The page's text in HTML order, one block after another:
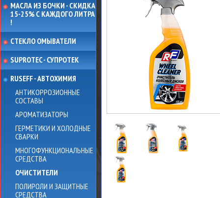
МАСЛА ИЗ БОЧКИ - СКИДКА
15-25% С КАЖДОГО ЛИТРА
!
СТЕКЛО ОМЫВАТЕЛИ
SUPROTEC - СУПРОТЕК
RUSEFF - АВТОХИМИЯ
АНТИКОРРОЗИОННЫЕ
СОСТАВЫ
АРОМАТИЗАТОРЫ
ГЕРМЕТИКИ И ХОЛОДНЫЕ
СВАРКИ
МНОГОФУНКЦИОНАЛЬНЫЕ
СРЕДСТВА
ОЧИСТИТЕЛИ
ПОЛИРОЛИ И ЗАЩИТНЫЕ
СРЕДСТВА